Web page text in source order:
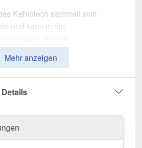
Kehlblech sammelt sich
und kann in die
Schäden führt. Dieses Kehlblech
umWasser zuverlässig
Dach langfristig zu schützen. Er
Montage, hohe
mit einer
Mehr anzeigen